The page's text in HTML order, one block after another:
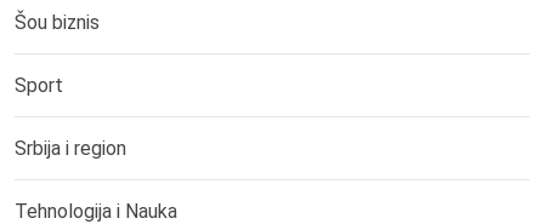
Šou biznis
Sport
Srbija i region
Tehnologija i Nauka